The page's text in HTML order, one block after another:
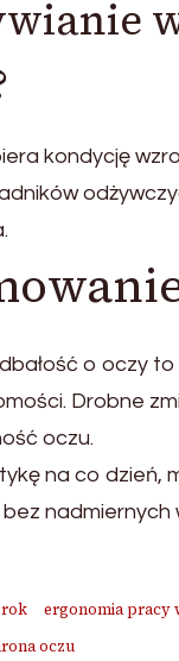
kondycję
o oczy
Drobne
oczu.
na co dzień,
nadmiernych
ergonomia pracy
oczu